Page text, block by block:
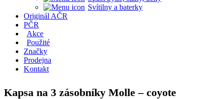
Svítilny a baterky
Originál AČR
PČR
Akce
Použité
Značky
Prodejna
Kontakt
Kapsa na 3 zásobníky Molle – coyote